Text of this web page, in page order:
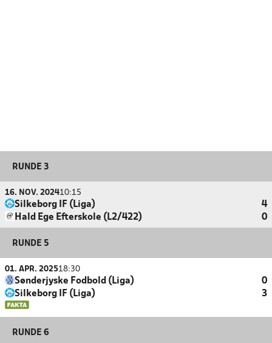
RUNDE 3
16. NOV. 202410:15
Silkeborg IF (Liga)
4
Hald Ege Efterskole (L2/422)
0
RUNDE 5
01. APR. 202518:30
Sønderjyske Fodbold (Liga)
0
Silkeborg IF (Liga)
3
RUNDE 6